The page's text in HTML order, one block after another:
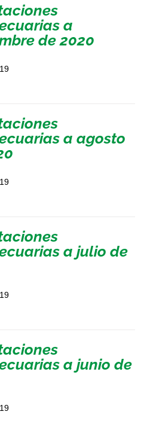
a
de 2020
a agosto
a julio de
a junio de